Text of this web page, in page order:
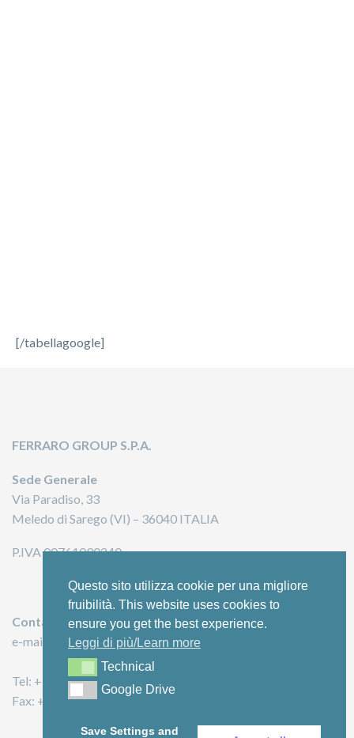
[/tabellagoogle]
FERRARO GROUP S.P.A.
Sede Generale
Via Paradiso, 33
Meledo di Sarego (VI) – 36040 ITALIA
P.IVA 00761090240
Contatti
e-mail: info@ferrarogroup.eu
Tel: +39 0444 821279
Fax: +39 0444 820323
Questo sito utilizza cookie per una migliore
fruibilità. This website uses cookies to
ensure you get the best experience.
Leggi di più/Learn more
TechnicalTechnical
Google Drive
Google Drive
Save Settings and